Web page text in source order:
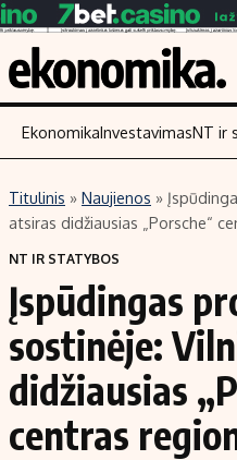
Turinys
Naujienos
Aplinka
Verslas
Energetika
Ekonomika
Politika
EkonomikaInvestavimasNT ir
Titulinis » Naujienos »
atsiras didžiausias „Porsche“
NT IR STATYBOS
Įspūdingas
sostinėje:
didžiausias
centras